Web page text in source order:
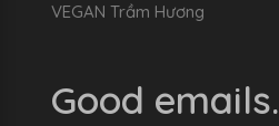
VEGAN Trầm Hương
Good emails.